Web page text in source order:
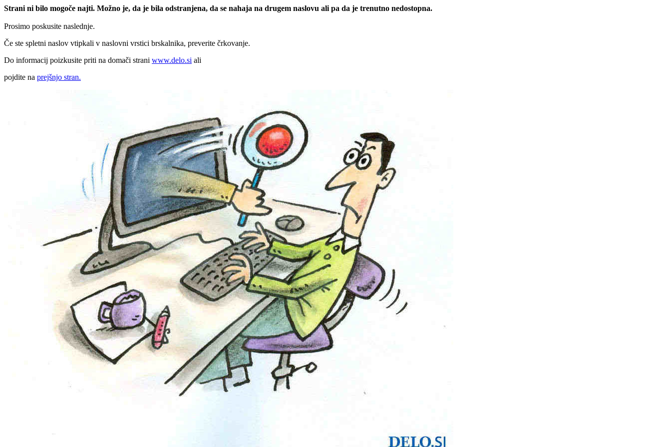
Strani ni bilo mogoče najti. Možno je, da je bila odstranjena, da se nahaja na drugem naslovu ali pa da je trenutno nedostopna.
Prosimo poskusite naslednje.
Če ste spletni naslov vtipkali v naslovni vrstici brskalnika, preverite črkovanje.
Do informacij poizkusite priti na domači strani www.delo.si ali
pojdite na prejšnjo stran.